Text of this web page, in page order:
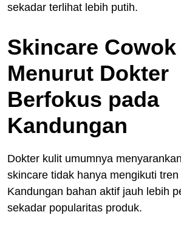
sekadar terlihat lebih putih.
Skincare
Menurut Dokter
Berfokus pada
Kandungan
Dokter kulit umumnya
skincare tidak hanya mengikuti
Kandungan bahan aktif jauh lebih
sekadar popularitas produk.